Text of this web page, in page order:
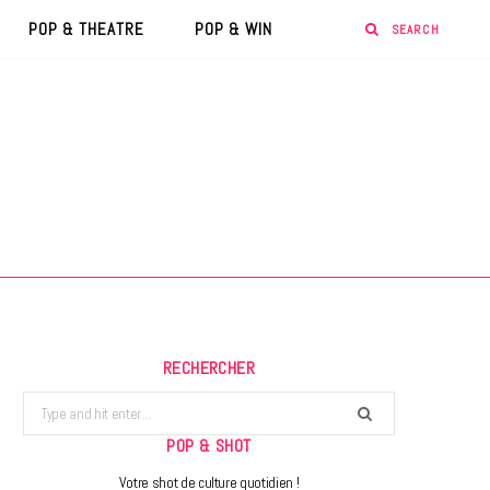
POP & THEATRE POP & WIN
RECHERCHER
Search
for:
POP & SHOT
Votre shot de culture quotidien !